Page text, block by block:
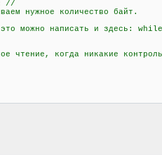
//
нужное количество байт.
написать и здесь: while
когда никакие